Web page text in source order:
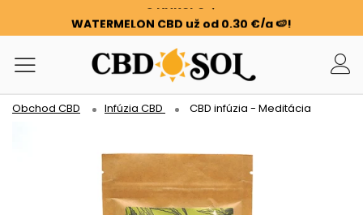
WATERMELON CBD už od 0,30 €/g 🍉!
OBJEDNÁVKY SÚ ZDVOJNÁSOBENÉ ✨
100 g KVETOV ALEBO SMOLY ZADARMO PRI KAŽDÝCH 100
€ NÁKUPU ❤️
WATERMELON CBD už od 0,30 €/g 🍉!
OBJEDNÁVKY SÚ ZDVOJNÁSOBENÉ ✨
€ NÁKUPU ❤️
Obchod CBD Infúzia CBD CBD infúzia - Meditácia